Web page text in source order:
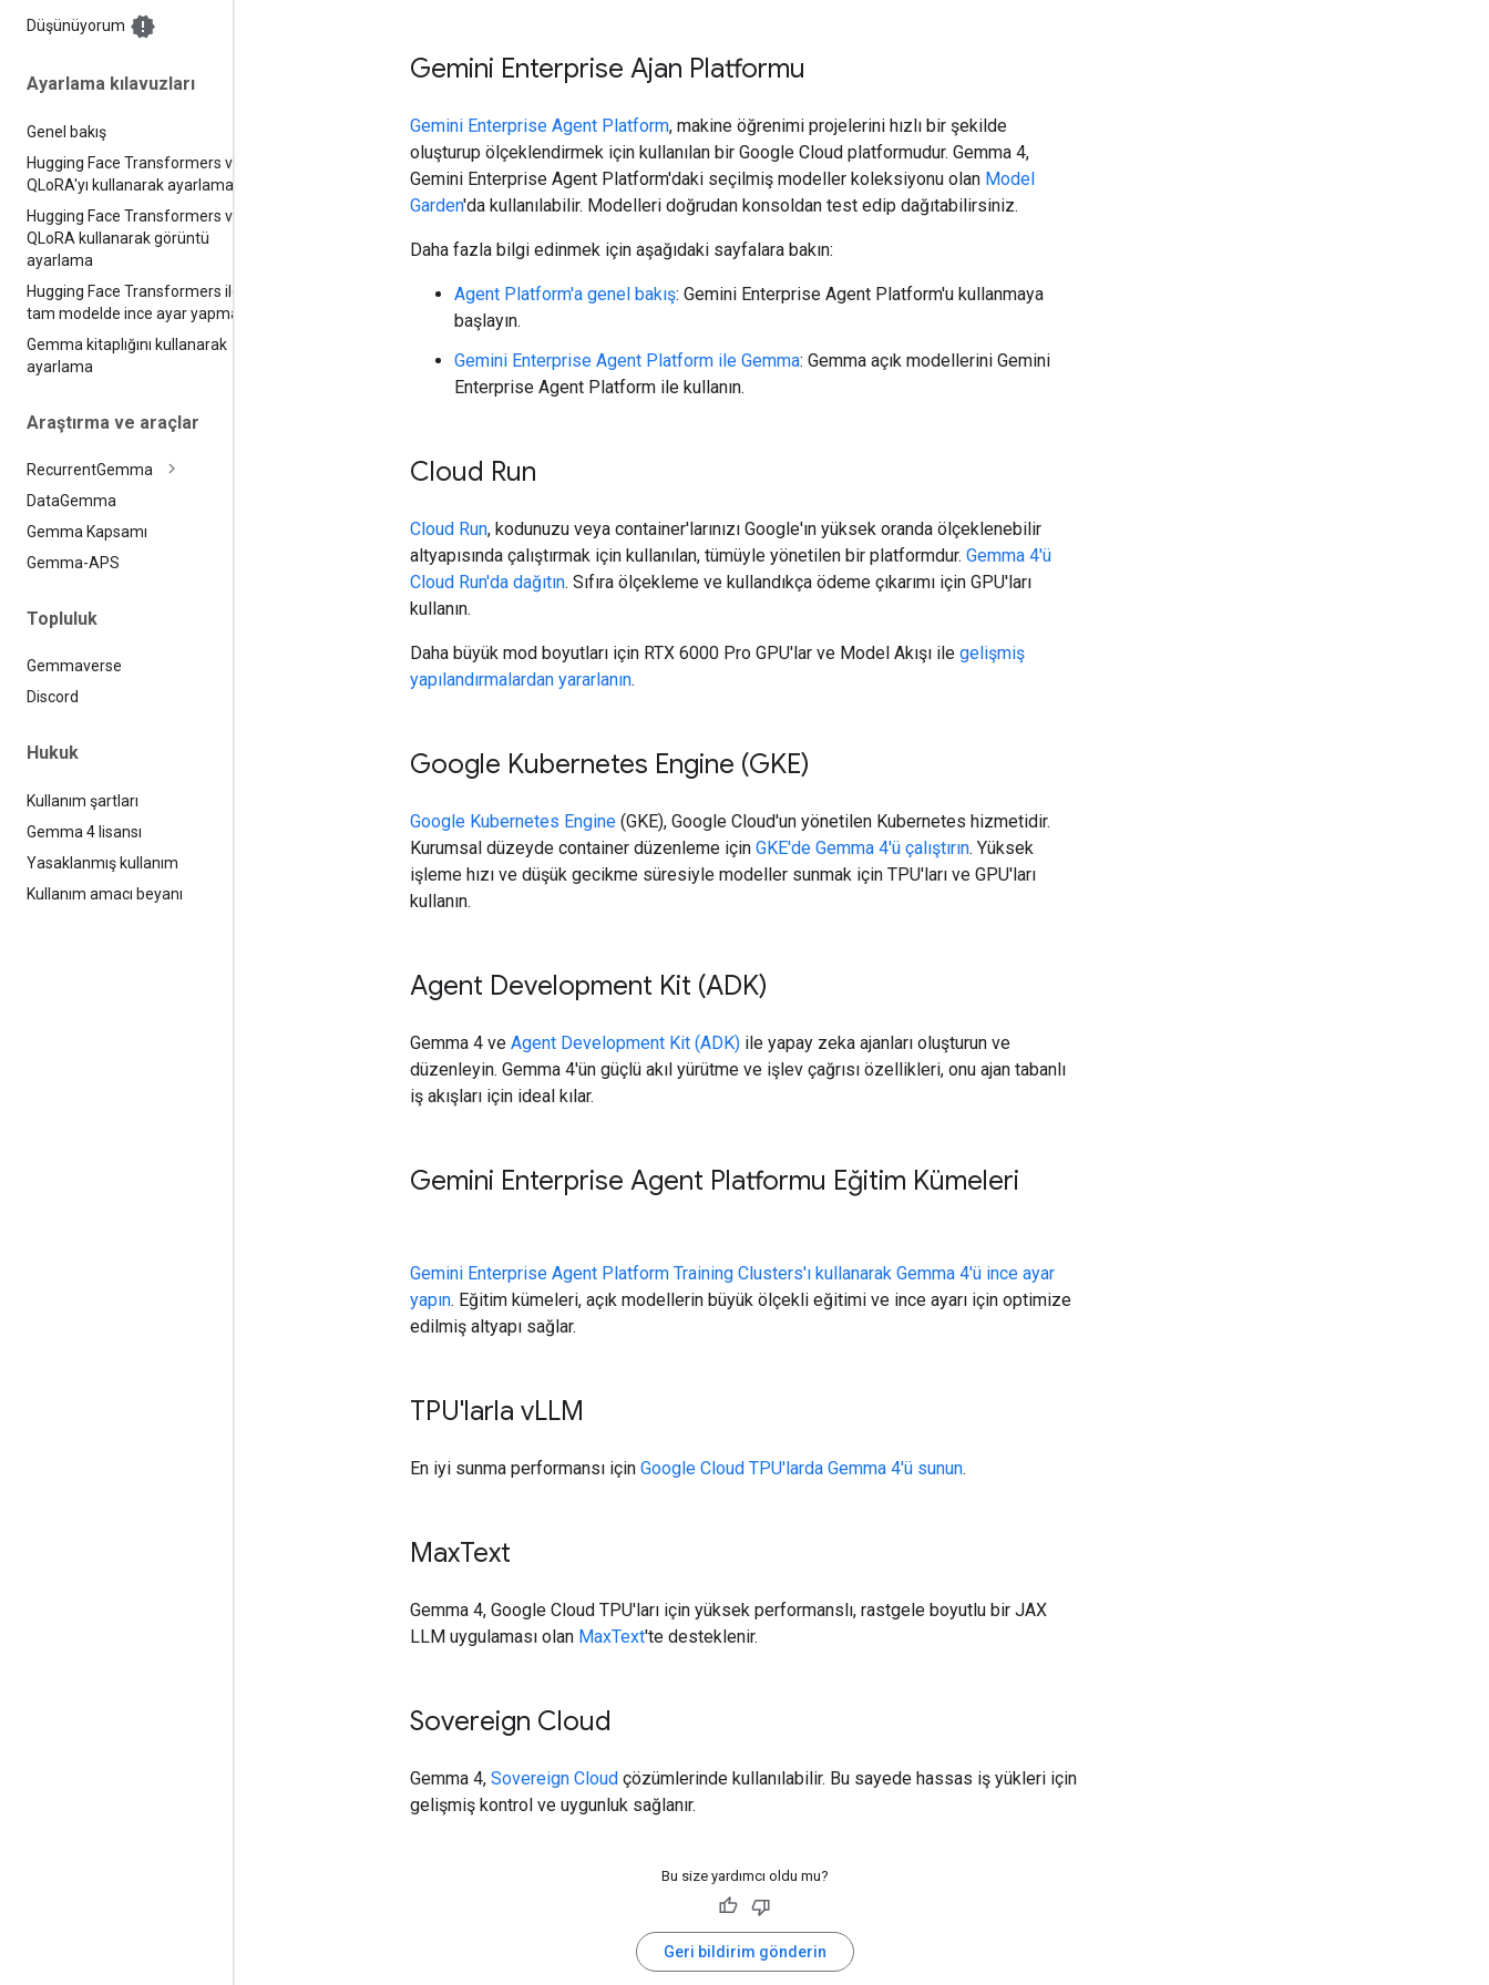
Düşünüyorum
Ayarlama kılavuzları
Genel bakış
Hugging Face Transformers ve
QLoRA'yı kullanarak ayarlama
Hugging Face Transformers ve
QLoRA kullanarak görüntü
ayarlama
Hugging Face Transformers ile
tam modelde ince ayar yapma
Gemma kitaplığını kullanarak
ayarlama
Araştırma ve araçlar
RecurrentGemma
DataGemma
Gemma Kapsamı
Gemma-APS
Topluluk
Gemmaverse
Discord
Hukuk
Kullanım şartları
Gemma 4 lisansı
Yasaklanmış kullanım
Kullanım amacı beyanı
Gemini Enterprise Ajan Platformu
Gemini Enterprise Agent Platform, makine öğrenimi projelerini hızlı bir şekilde
oluşturup ölçeklendirmek için kullanılan bir Google Cloud platformudur. Gemma 4,
Gemini Enterprise Agent Platform'daki seçilmiş modeller koleksiyonu olan Model
Garden'da kullanılabilir. Modelleri doğrudan konsoldan test edip dağıtabilirsiniz.
Daha fazla bilgi edinmek için aşağıdaki sayfalara bakın:
Agent Platform'a genel bakış: Gemini Enterprise Agent Platform'u kullanmaya
başlayın.
Gemini Enterprise Agent Platform ile Gemma: Gemma açık modellerini Gemini
Enterprise Agent Platform ile kullanın.
Cloud Run
Cloud Run, kodunuzu veya container'larınızı Google'ın yüksek oranda ölçeklenebilir
altyapısında çalıştırmak için kullanılan, tümüyle yönetilen bir platformdur. Gemma 4'ü
Cloud Run'da dağıtın. Sıfıra ölçekleme ve kullandıkça ödeme çıkarımı için GPU'ları
kullanın.
Daha büyük mod boyutları için RTX 6000 Pro GPU'lar ve Model Akışı ile gelişmiş
yapılandırmalardan yararlanın.
Google Kubernetes Engine (GKE)
Google Kubernetes Engine (GKE), Google Cloud'un yönetilen Kubernetes hizmetidir.
Kurumsal düzeyde container düzenleme için GKE'de Gemma 4'ü çalıştırın. Yüksek
işleme hızı ve düşük gecikme süresiyle modeller sunmak için TPU'ları ve GPU'ları
kullanın.
Agent Development Kit (ADK)
Gemma 4 ve Agent Development Kit (ADK) ile yapay zeka ajanları oluşturun ve
düzenleyin. Gemma 4'ün güçlü akıl yürütme ve işlev çağrısı özellikleri, onu ajan tabanlı
iş akışları için ideal kılar.
Gemini Enterprise Agent Platformu Eğitim Kümeleri
Gemini Enterprise Agent Platform Training Clusters'ı kullanarak Gemma 4'ü ince ayar
yapın. Eğitim kümeleri, açık modellerin büyük ölçekli eğitimi ve ince ayarı için optimize
edilmiş altyapı sağlar.
TPU'larla vLLM
En iyi sunma performansı için Google Cloud TPU'larda Gemma 4'ü sunun.
MaxText
Gemma 4, Google Cloud TPU'ları için yüksek performanslı, rastgele boyutlu bir JAX
LLM uygulaması olan MaxText'te desteklenir.
Sovereign Cloud
Gemma 4, Sovereign Cloud çözümlerinde kullanılabilir. Bu sayede hassas iş yükleri için
gelişmiş kontrol ve uygunluk sağlanır.
Bu size yardımcı oldu mu?
Geri bildirim gönderin